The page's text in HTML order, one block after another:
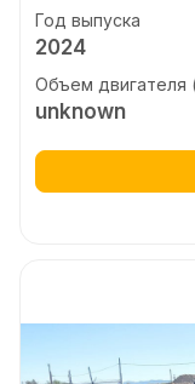
Год выпуска
2024
Объем двигателя
unknown